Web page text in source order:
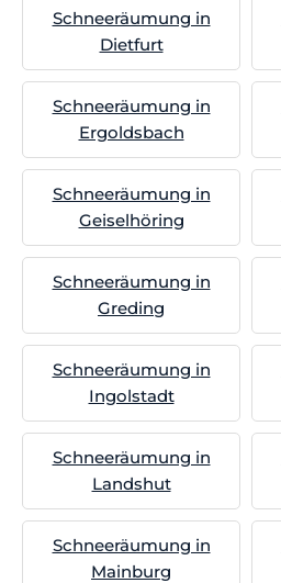
Schneeräumung in
Dietfurt
Schneeräumung in
Ergoldsbach
Schneeräumung in
Geiselhöring
Schneeräumung in
Greding
Schneeräumung in
Ingolstadt
Schneeräumung in
Landshut
Schneeräumung in
Mainburg